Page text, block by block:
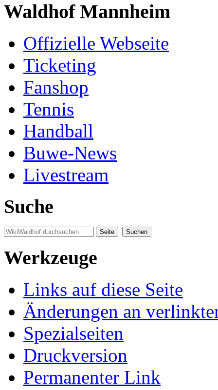
Waldhof Mannheim
Offizielle Webseite
Ticketing
Fanshop
Tennis
Handball
Buwe-News
Livestream
Suche
Werkzeuge
Links auf diese Seite
Änderungen an
Spezialseiten
Druckversion
Permanenter Link